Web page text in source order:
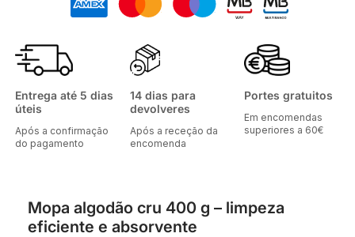
Entrega até 5 dias
úteis
Após a confirmação
do pagamento
14 dias para
devolveres
Após a receção da
encomenda
Portes gratuitos
Em encomendas
superiores a 60€
Mopa algodão cru 400 g – limpeza
eficiente e absorvente